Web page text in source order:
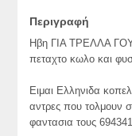
Περιγραφή
Hβη ΓΙΑ ΤΡΕΛΛΑ
πεταχτο κωλο και
Ειμαι Ελληνιδα
αντρες που τολμουν
φαντασια τους